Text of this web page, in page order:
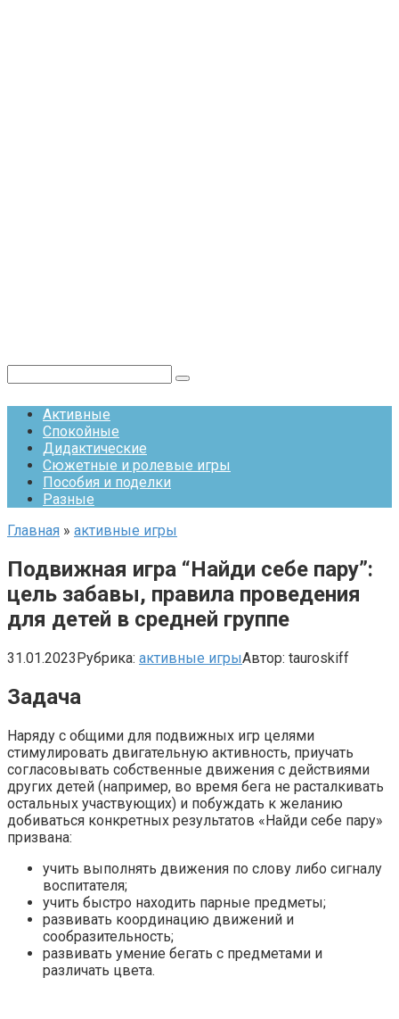
Активные
Спокойные
Дидактические
Сюжетные и ролевые игры
Пособия и поделки
Разные
Главная » активные игры
Подвижная игра “Найди себе пару”:
цель забавы, правила проведения
для детей в средней группе
31.01.2023Рубрика: активные игрыАвтор: tauroskiff
Задача
Наряду с общими для подвижных игр целями
стимулировать двигательную активность, приучать
согласовывать собственные движения с действиями
других детей (например, во время бега не расталкивать
остальных участвующих) и побуждать к желанию
добиваться конкретных результатов «Найди себе пару»
призвана:
учить выполнять движения по слову либо сигналу
воспитателя;
учить быстро находить парные предметы;
развивать координацию движений и
сообразительность;
развивать умение бегать с предметами и
различать цвета.